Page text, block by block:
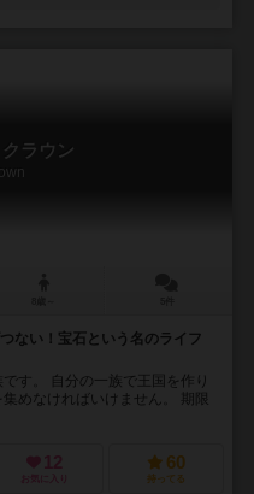
ラウン
ない！宝石という名のライフ
す。 自分の一族で王国を作り
めなければいけません。 期限
12
お気に入り
60
持ってる